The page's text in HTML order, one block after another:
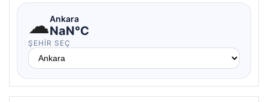
☁Ankara
NaN°C
ŞEHIR SEÇ